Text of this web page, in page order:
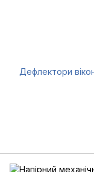
Дефлектори